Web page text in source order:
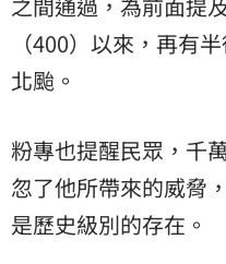
（400）以來，再有
北颱。
粉專也提醒民眾，千
忽了他所帶來的威脅
是歷史級別的存在。